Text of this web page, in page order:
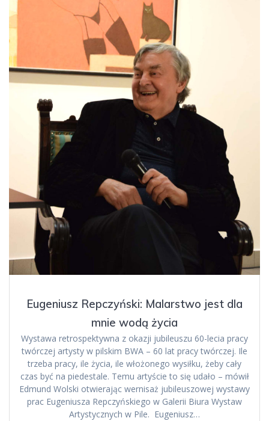
Eugeniusz Repczyński: Malarstwo jest dla
mnie wodą życia
Wystawa retrospektywna z okazji jubileuszu 60-lecia pracy
twórczej artysty w pilskim BWA – 60 lat pracy twórczej. Ile
trzeba pracy, ile życia, ile włożonego wysiłku, żeby cały
czas być na piedestale. Temu artyście to się udało – mówił
Edmund Wolski otwierając wernisaż jubileuszowej wystawy
prac Eugeniusza Repczyńskiego w Galerii Biura Wystaw
Artystycznych w Pile. Eugeniusz…